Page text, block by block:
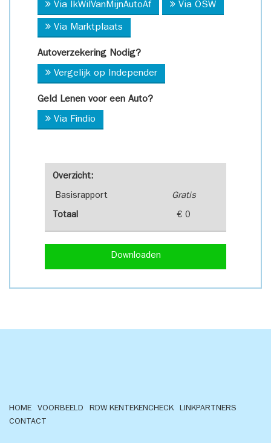
Overzicht:
Basisrapport Gratis
Totaal € 0
Downloaden
Via IkWilVanMijnAutoAf Via OSW
Via Marktplaats
Autoverzekering Nodig?
Vergelijk op Independer
Geld Lenen voor een Auto?
Via Findio
HOME VOORBEELD RDW KENTEKENCHECK
LINKPARTNERS
CONTACT